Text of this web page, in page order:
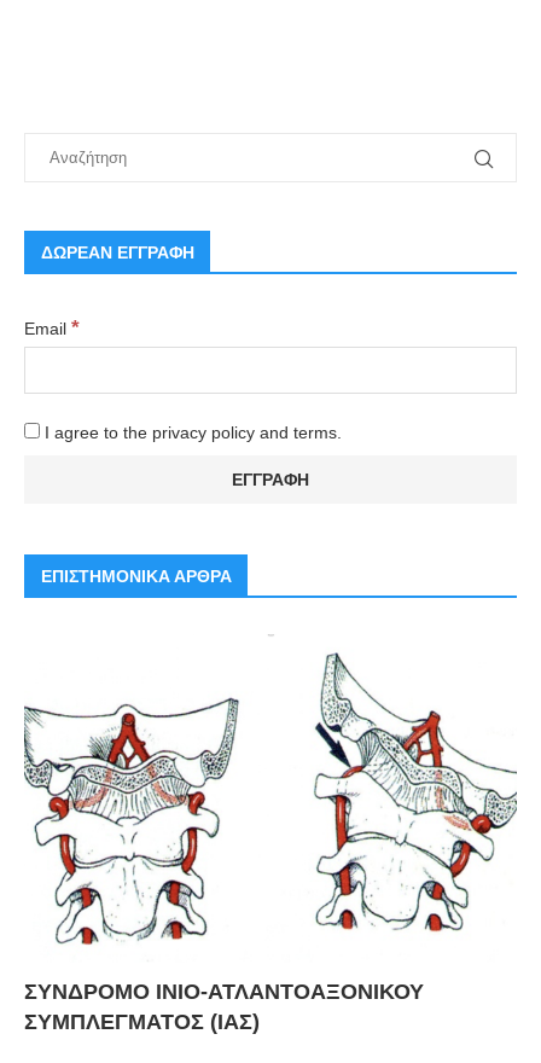
ΔΩΡΕΑΝ ΕΓΓΡΑΦΗ
Email *
I agree to the privacy policy and terms.
ΕΠΙΣΤΗΜΟΝΙΚΑ ΑΡΘΡΑ
ΣΥΝΔΡΟΜΟ ΙΝΙΟ-ΑΤΛΑΝΤΟΑΞΟΝΙΚΟΥ
ΣΥΜΠΛΕΓΜΑΤΟΣ (ΙΑΣ)